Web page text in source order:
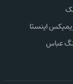
اینستا
عباس